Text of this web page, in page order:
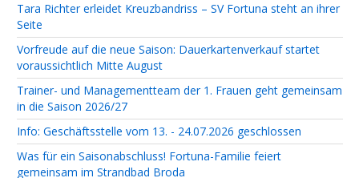
Tara Richter erleidet Kreuzbandriss – SV Fortuna steht an ihrer
Seite
Vorfreude auf die neue Saison: Dauerkartenverkauf startet
voraussichtlich Mitte August
Trainer- und Managementteam der 1. Frauen geht gemeinsam
in die Saison 2026/27
Info: Geschäftsstelle vom 13. - 24.07.2026 geschlossen
Was für ein Saisonabschluss! Fortuna-Familie feiert
gemeinsam im Strandbad Broda